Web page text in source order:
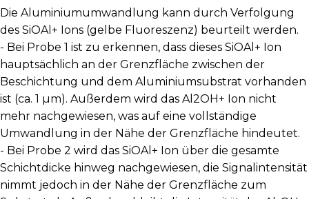
Die Aluminiumumwandlung kann durch Verfolgung
des SiOAl + Ions (gelbe Fluoreszenz) beurteilt werden.
- Bei Probe 1 ist zu erkennen, dass dieses SiOAl + Ion
hauptsächlich an der Grenzfläche zwischen der
Beschichtung und dem Aluminiumsubstrat vorhanden
ist (ca. 1 µm). Außerdem wird das Al2OH+ Ion nicht
mehr nachgewiesen, was auf eine vollständige
Umwandlung in der Nähe der Grenzfläche hindeutet.
- Bei Probe 2 wird das SiOAl + Ion über die gesamte
Schichtdicke hinweg nachgewiesen, die Signalintensität
nimmt jedoch in der Nähe der Grenzfläche zum